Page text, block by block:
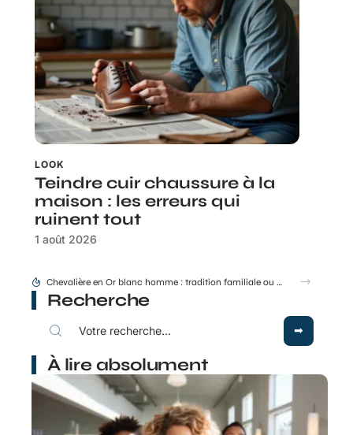
LOOK
Teindre cuir chaussure à la
maison : les erreurs qui
ruinent tout
1 août 2026
Montant Stil ML 48 50 : conseils de pose et d’entraxe
Recherche
À lire absolument